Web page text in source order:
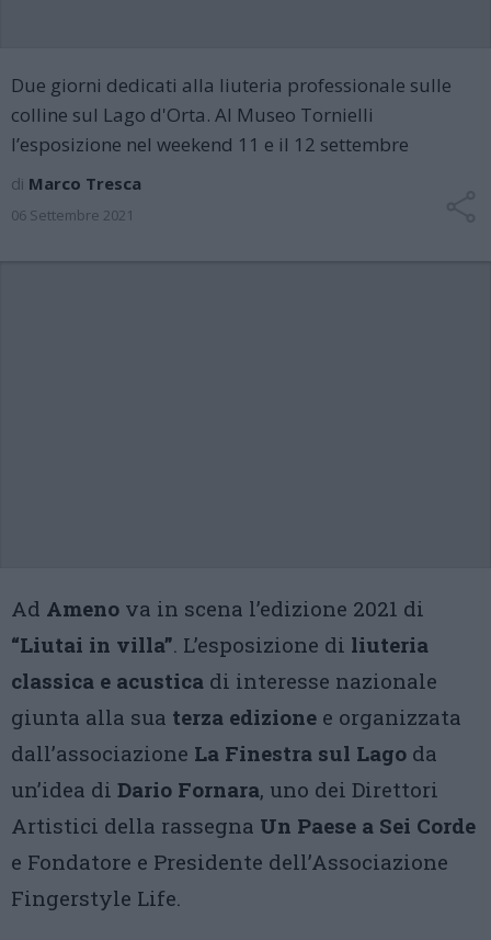
Due giorni dedicati alla liuteria professionale sulle
colline sul Lago d'Orta. Al Museo Tornielli
l’esposizione nel weekend 11 e il 12 settembre
di Marco Tresca
06 Settembre 2021
Ad Ameno va in scena l’edizione 2021 di
“Liutai in villa”. L’esposizione di liuteria
classica e acustica di interesse nazionale
giunta alla sua terza edizione e organizzata
dall’associazione La Finestra sul Lago da
un’idea di Dario Fornara, uno dei Direttori
Artistici della rassegna Un Paese a Sei Corde
e Fondatore e Presidente dell’Associazione
Fingerstyle Life.